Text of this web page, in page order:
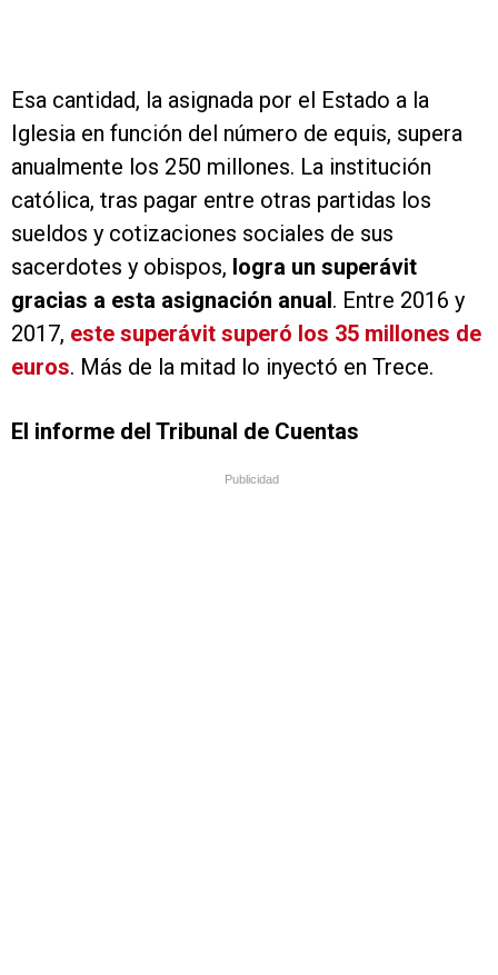
Esa cantidad, la asignada por el Estado a la
Iglesia en función del número de equis, supera
anualmente los 250 millones. La institución
católica, tras pagar entre otras partidas los
sueldos y cotizaciones sociales de sus
sacerdotes y obispos, logra un superávit
gracias a esta asignación anual. Entre 2016 y
2017, este superávit superó los 35 millones de
euros. Más de la mitad lo inyectó en Trece.
El informe del Tribunal de Cuentas
Publicidad